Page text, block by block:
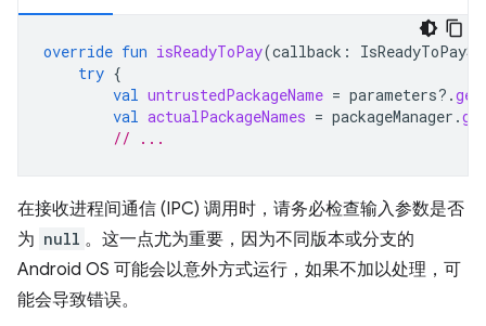
override fun isReadyToPay(callback :
try {
val untrustedPackageName = parameters?.
val actualPackageNames = packageManager .
// ...
在接收进程间通信 (IPC) 调用时，请务必检查输入参数是否
为 null 。这一点尤为重要，因为不同版本或分支的
Android OS 可能会以意外方式运行，如果不加以处理，可
能会导致错误。